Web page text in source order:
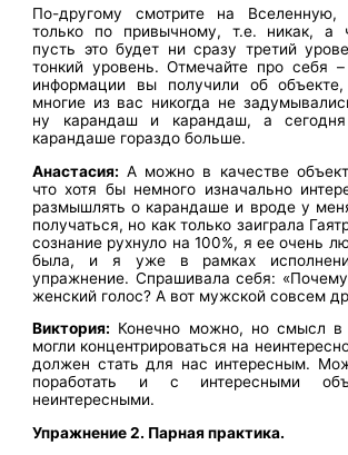
По-другому смотрите на Вселенную,
только по привычному, т.е. никак, а
пусть это будет ни сразу третий
тонкий уровень. Отмечайте про себя
информации вы получили об
многие из вас никогда не
ну карандаш и карандаш, а
карандаше гораздо больше.
Анастасия: А можно в качестве
что хотя бы немного изначально
размышлять о карандаше и вроде у
получаться, но как только заиграла
сознание рухнуло на 100%, я ее очень
была, и я уже в рамках
упражнение. Спрашивала себя:
женский голос? А вот мужской совсем
Виктория: Конечно можно, но смысл
могли концентрироваться на
должен стать для нас интересным.
поработать и с интересными
неинтересными.
Упражнение 2. Парная практика.